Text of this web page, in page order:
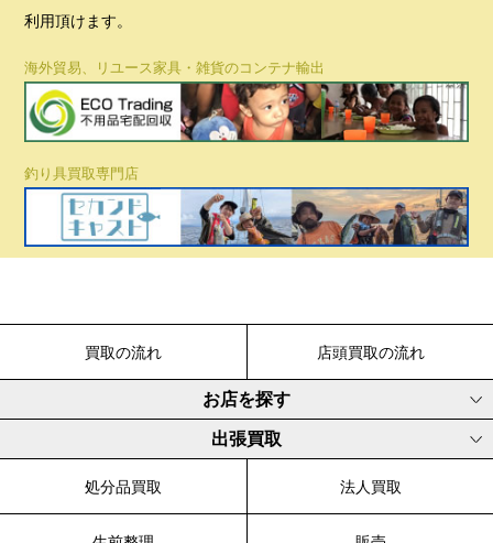
利用頂けます。
海外貿易、リユース家具・雑貨のコンテナ輸出
釣り具買取専門店
買取の流れ 店頭買取の流れ
お店を探す
出張買取
処分品買取 法人買取